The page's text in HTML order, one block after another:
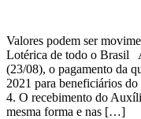
Valores podem ser
Lotérica de todo o Brasil
(23/08), o pagamento da
2021 para beneficiários
4. O recebimento do
mesma forma e nas […]